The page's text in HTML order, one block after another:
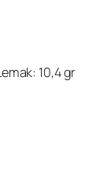
10,4 gr